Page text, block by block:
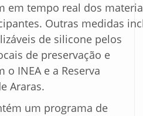
em tempo real dos
Outras medidas
de silicone pelos
de preservação e
INEA e a Reserva
Araras.
um programa de